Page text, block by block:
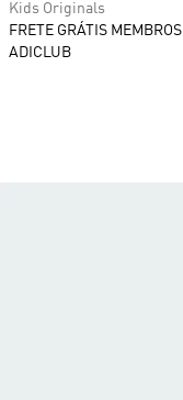
Kids Originals
FRETE GRÁTIS MEMBROS
ADICLUB